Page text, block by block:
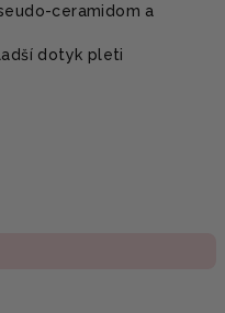
ceramidom a
dotyk pleti